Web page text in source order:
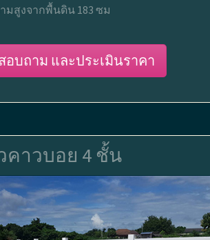
มสูงจากพื้นดิน 183 ซม
อบถาม และประเมินราคา
คาวบอย 4 ชั้น